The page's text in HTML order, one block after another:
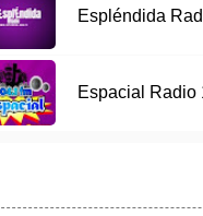
Espléndida
Espacial Radio